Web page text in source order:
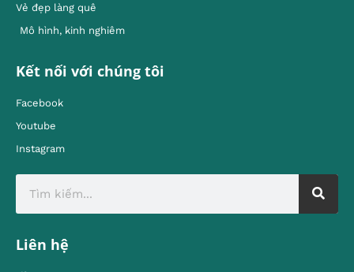
Vẻ đẹp làng quê
Mô hình, kinh nghiêm
Kết nối với chúng tôi
Facebook
Youtube
Instagram
Liên hệ